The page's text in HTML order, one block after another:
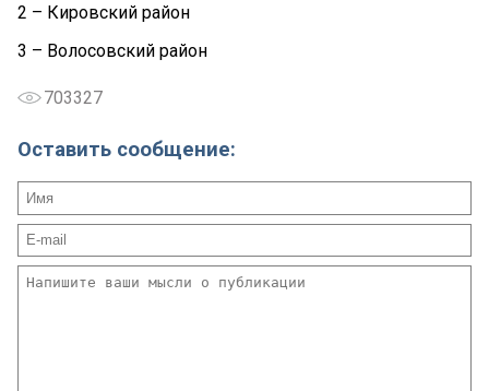
2 – Кировский район
3 – Волосовский район
703327
Оставить сообщение: